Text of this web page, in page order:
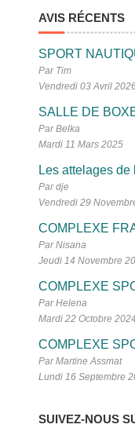
AVIS RÉCENTS
SPORT
Par Tim
Vendredi 03 Avril
SALLE DE
Par Belka
Mardi 11 Mars 2025
Les attelages de
Par dje
Vendredi 29
COMPLEXE
Par Nisana
Jeudi 14 Novembre
COMPLEXE
Par Helena
Mardi 22 Octobre 2024
COMPLEXE
Par Martine Assmat
Lundi 16 Septembre
SUIVEZ-NOUS